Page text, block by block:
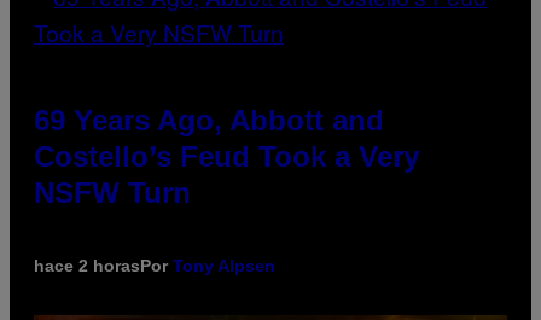
69 Years Ago, Abbott and
Costello’s Feud Took a Very
NSFW Turn
hace 2 horasPorTony Alpsen